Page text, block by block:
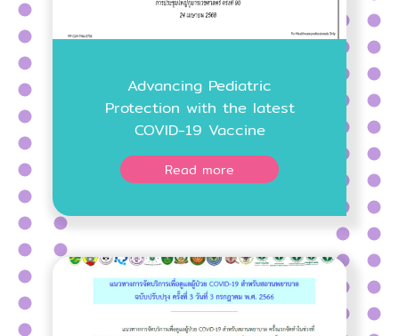
Advancing Pediatric
Protection with the latest
COVID-19 Vaccine
Read more